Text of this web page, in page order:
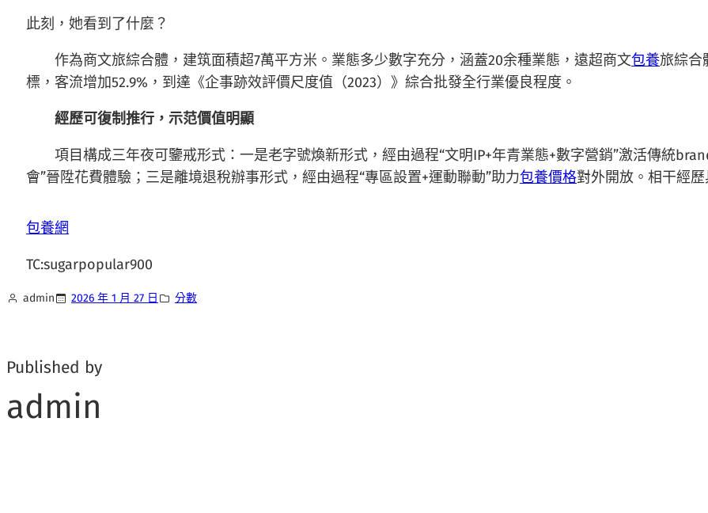
此刻，她看到了什麼？
作為商文旅綜合體，建筑面積超7萬平方米。業態多少數字充分，涵蓋20余種業態，遠超商文包養旅綜合
標，客流增加52.9%，到達《企事跡效評價尺度值（2023）》綜合批發全行業優良程度。
經歷可復制推行，示范價值明顯
項目構成三年夜可鑒戒形式：一是老字號煥新形式，經由過程“文明IP+年青業態+數字營銷”激活傳統
會”晉陞花費體驗；三是離境退稅辦事形式，經由過程“專區設置+運動聯動”助力包養價格對外開放。相干經
包養網
TC:sugarpopular900
admin 2026 年 1 月 27 日 分數
Published by
admin